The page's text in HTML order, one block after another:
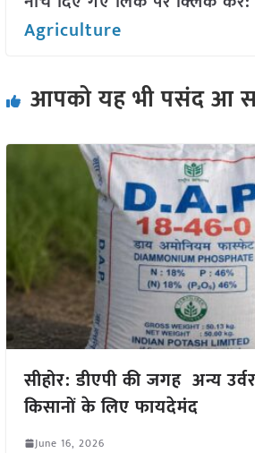
Agriculture
आपको यह भी पसंद आ
सीहोर: डीएपी की जगह अन्य
किसानों के लिए फायदेमंद
June 16, 2026